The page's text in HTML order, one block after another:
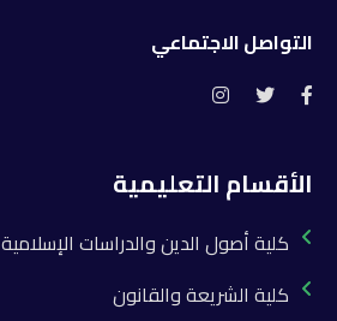
التواصل الاجتماعي
الأقسام التعليمية
كلية أصول الدين والدراسات الإسلامية
كلية الشريعة والقانون